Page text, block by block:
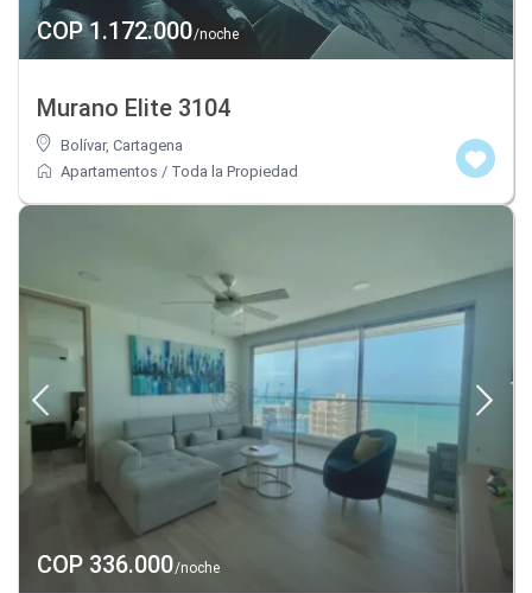
COP 1.172.000/noche
Murano Elite 3104
Bolívar,Cartagena
Apartamentos / Toda la Propiedad
COP 336.000/noche